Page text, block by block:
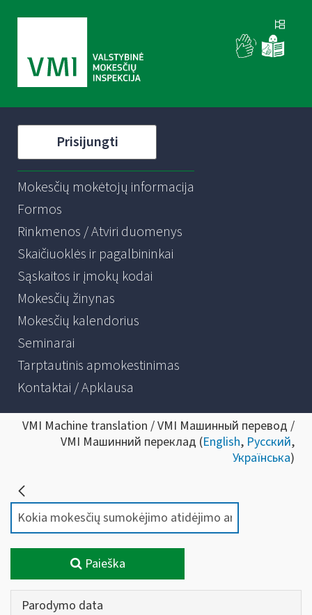
Prisijungti
Mokesčių mokėtojų informacija
Formos
Rinkmenos / Atviri duomenys
Skaičiuoklės ir pagalbininkai
Sąskaitos ir įmokų kodai
Mokesčių žinynas
Mokesčių kalendorius
Seminarai
Tarptautinis apmokestinimas
Kontaktai / Apklausa
VMI Machine translation / VMI Машинный перевод /
VMI Машинний переклад (English, Русский,
Українська)
Paieška
Parodymo data